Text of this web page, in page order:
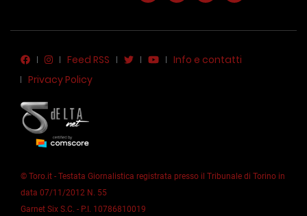
Feed RSS
Info e contatti
Privacy Policy
© Toro.it - Testata Giornalistica registrata presso il Tribunale di Torino in
data 07/11/2012 N. 55
Garnet Six S.C. - P.I. 10786810019